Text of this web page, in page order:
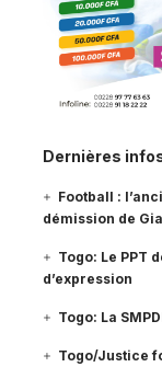
Dernières
Football :
démission de
Togo: Le PPT
d’expression
Togo: La
Togo/Justice